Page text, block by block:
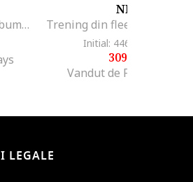
Pantaloni de trening din bumbac cu buzunare laterale, Albastru ultramarin
NIKE
Initial: 446
30999
Vandut de Fashion Days
LEGALE